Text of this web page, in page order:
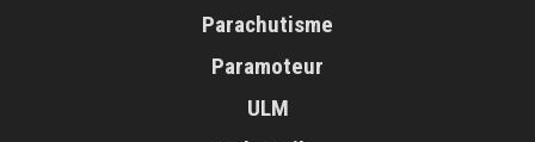
Parachutisme
Paramoteur
ULM